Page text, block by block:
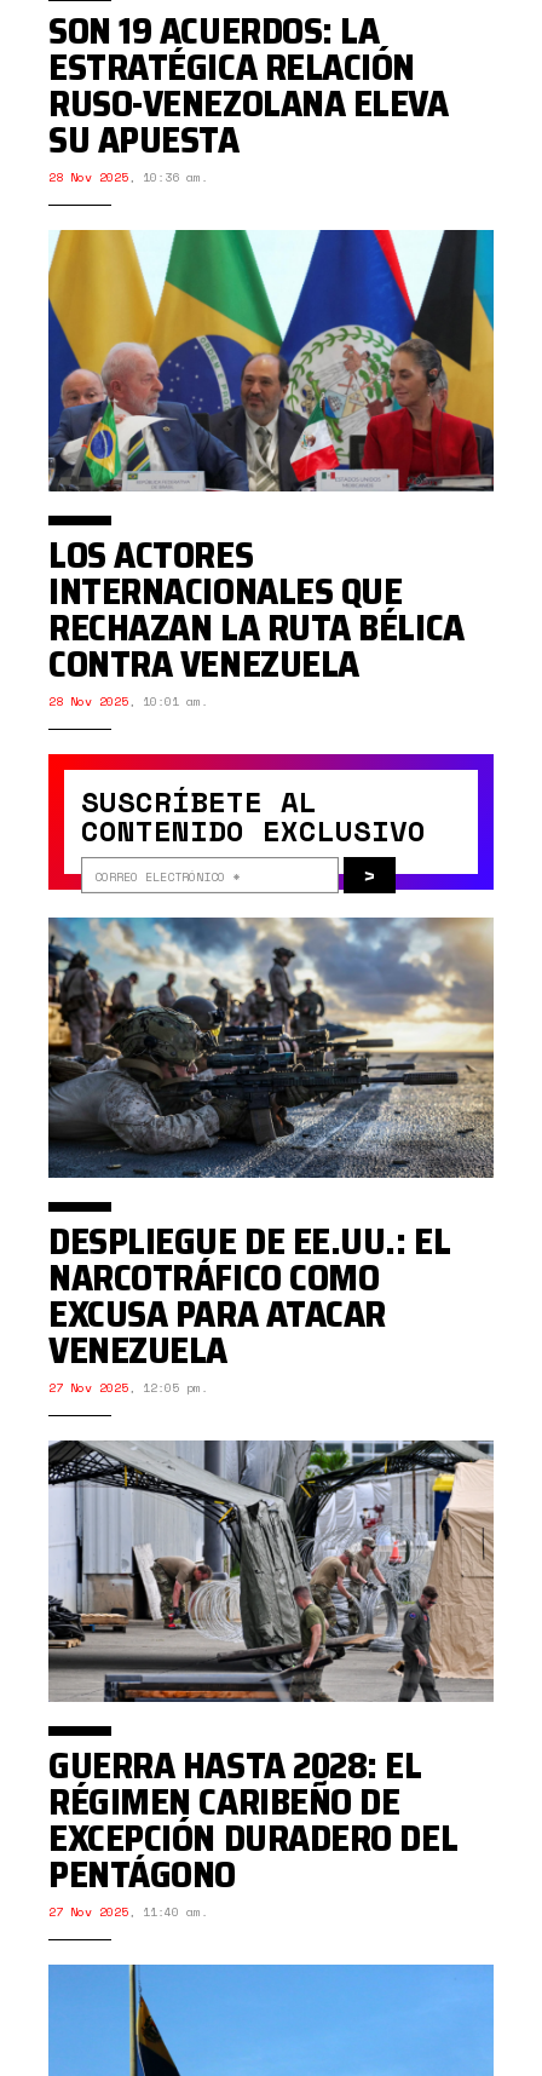
SON 19 ACUERDOS: LA
ESTRATÉGICA RELACIÓN
RUSO-VENEZOLANA ELEVA
SU APUESTA
28 Nov 2025, 10:36 am.
SUSCRÍBETE AL
CONTENIDO EXCLUSIVO
>
LOS ACTORES
INTERNACIONALES QUE
RECHAZAN LA RUTA BÉLICA
CONTRA VENEZUELA
28 Nov 2025, 10:01 am.
DESPLIEGUE DE EE.UU.: EL
NARCOTRÁFICO COMO
EXCUSA PARA ATACAR
VENEZUELA
27 Nov 2025, 12:05 pm.
GUERRA HASTA 2028: EL
RÉGIMEN CARIBEÑO DE
EXCEPCIÓN DURADERO DEL
PENTÁGONO
27 Nov 2025, 11:40 am.